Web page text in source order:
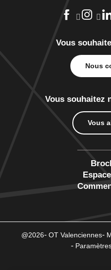
Vous
Nous
Vous souhaitez
Vous
@2026 OT Valenciennes